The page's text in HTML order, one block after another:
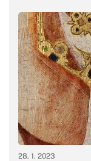
28. 1. 2023